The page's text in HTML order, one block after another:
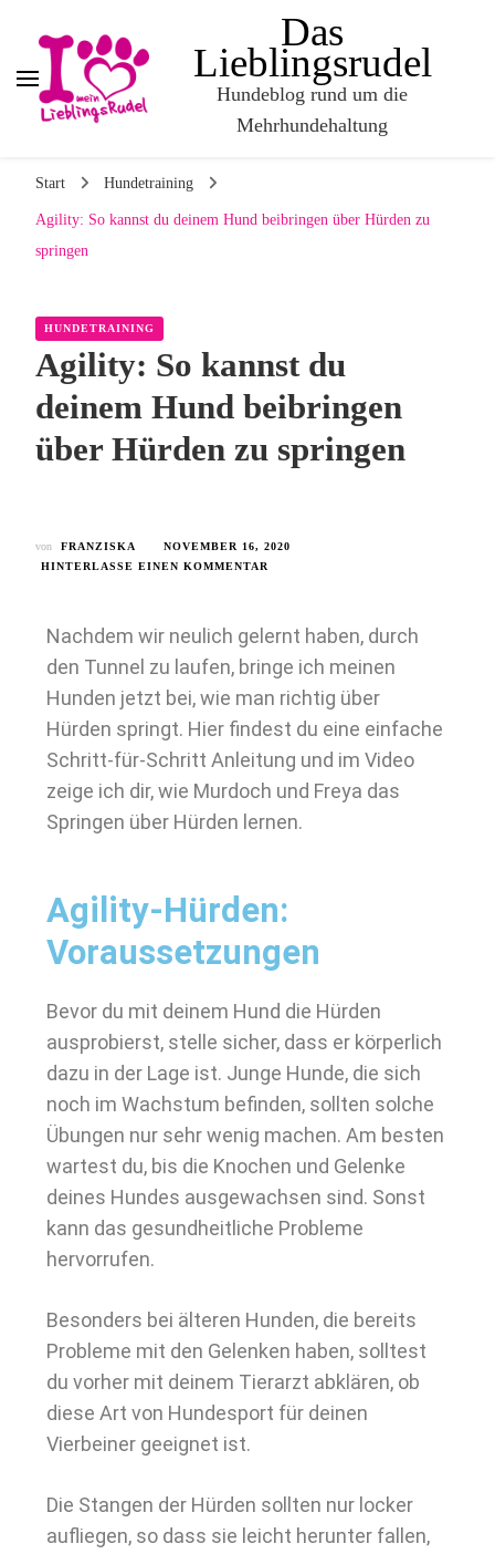
Das
Lieblingsrudel
Hundeblog rund um die
Mehrhundehaltung
Start Hundetraining
Agility: So kannst du deinem Hund beibringen über Hürden zu
springen
HUNDETRAINING
Agility: So kannst du
deinem Hund beibringen
über Hürden zu springen
von FRANZISKA
NOVEMBER 16, 2020
HINTERLASSE EINEN KOMMENTAR
Nachdem wir neulich gelernt haben, durch
den Tunnel zu laufen, bringe ich meinen
Hunden jetzt bei, wie man richtig über
Hürden springt. Hier findest du eine einfache
Schritt-für-Schritt Anleitung und im Video
zeige ich dir, wie Murdoch und Freya das
Springen über Hürden lernen.
Agility-Hürden:
Voraussetzungen
Bevor du mit deinem Hund die Hürden
ausprobierst, stelle sicher, dass er körperlich
dazu in der Lage ist. Junge Hunde, die sich
noch im Wachstum befinden, sollten solche
Übungen nur sehr wenig machen. Am besten
wartest du, bis die Knochen und Gelenke
deines Hundes ausgewachsen sind. Sonst
kann das gesundheitliche Probleme
hervorrufen.
Besonders bei älteren Hunden, die bereits
Probleme mit den Gelenken haben, solltest
du vorher mit deinem Tierarzt abklären, ob
diese Art von Hundesport für deinen
Vierbeiner geeignet ist.
Die Stangen der Hürden sollten nur locker
aufliegen, so dass sie leicht herunter fallen,